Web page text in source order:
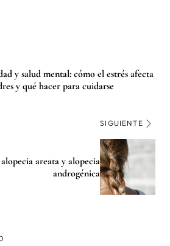
y salud mental: cómo el estrés afecta
y qué hacer para cuidarse
SIGUIENTE
areata y alopecia
androgénica